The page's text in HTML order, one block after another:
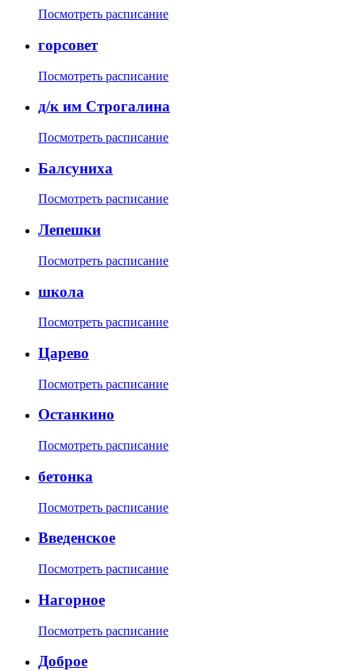
Посмотреть расписание
горсовет
Посмотреть расписание
д/к им Строгалина
Посмотреть расписание
Балсуниха
Посмотреть расписание
Лепешки
Посмотреть расписание
школа
Посмотреть расписание
Царево
Посмотреть расписание
Останкино
Посмотреть расписание
бетонка
Посмотреть расписание
Введенское
Посмотреть расписание
Нагорное
Посмотреть расписание
Доброе